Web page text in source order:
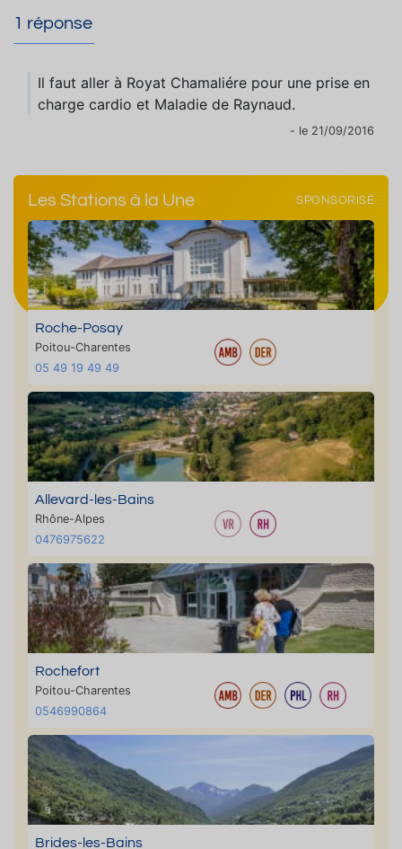
1 réponse
Il faut aller à Royat Chamaliére pour une prise en
charge cardio et Maladie de Raynaud.
- le 21/09/2016
Les Stations à la Une SPONSORISÉ
Roche-Posay
Poitou-Charentes
05 49 19 49 49
Allevard-les-Bains
Rhône-Alpes
0476975622
Rochefort
Poitou-Charentes
0546990864
Brides-les-Bains